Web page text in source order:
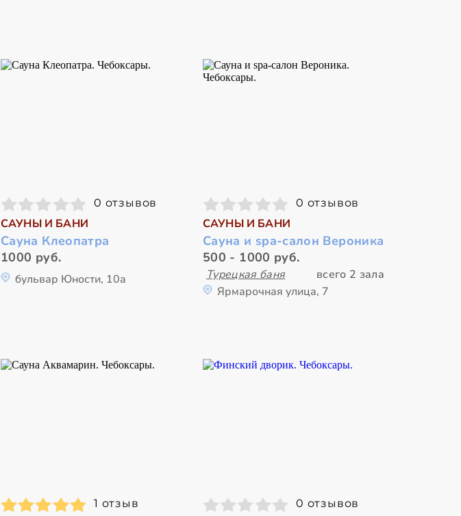
0 отзывов
САУНЫ И БАНИ
Сауна Клеопатра
1000 руб.
бульвар Юности, 10а
0 отзывов
САУНЫ И БАНИ
Сауна и spa-салон Вероника
500 - 1000 руб.
Турецкая баня
всего 2 зала
Ярмарочная улица, 7
1 отзыв 0 отзывов